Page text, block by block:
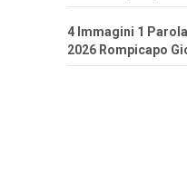
4 Immagini 1
2026 Rompicapo